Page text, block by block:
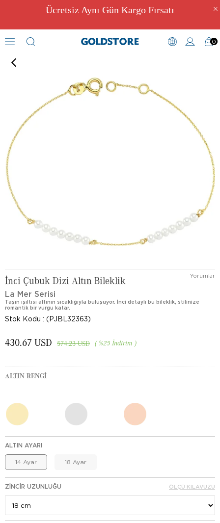
Ücretsiz Aynı Gün Kargo Fırsatı
0
İnci Bileklikler
İnci Çubuk Dizi Altın Bileklik Yorumlar
La Mer Serisi
Taşın ışıltısı altının sıcaklığıyla buluşuyor. İnci detaylı bu bileklik, stilinize
romantik bir vurgu katar.
Stok Kodu (PJBL32363)
%25 İndirim
574.23 USD
430.67 USD
ALTIN RENGI
ALTIN AYARI
14 Ayar 18 Ayar
ZINCIR UZUNLUĞU ÖLÇÜ KILAVUZU